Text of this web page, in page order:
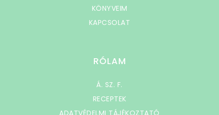
KÖNYVEIM
KAPCSOLAT
RÓLAM
Á. SZ. F.
RECEPTEK